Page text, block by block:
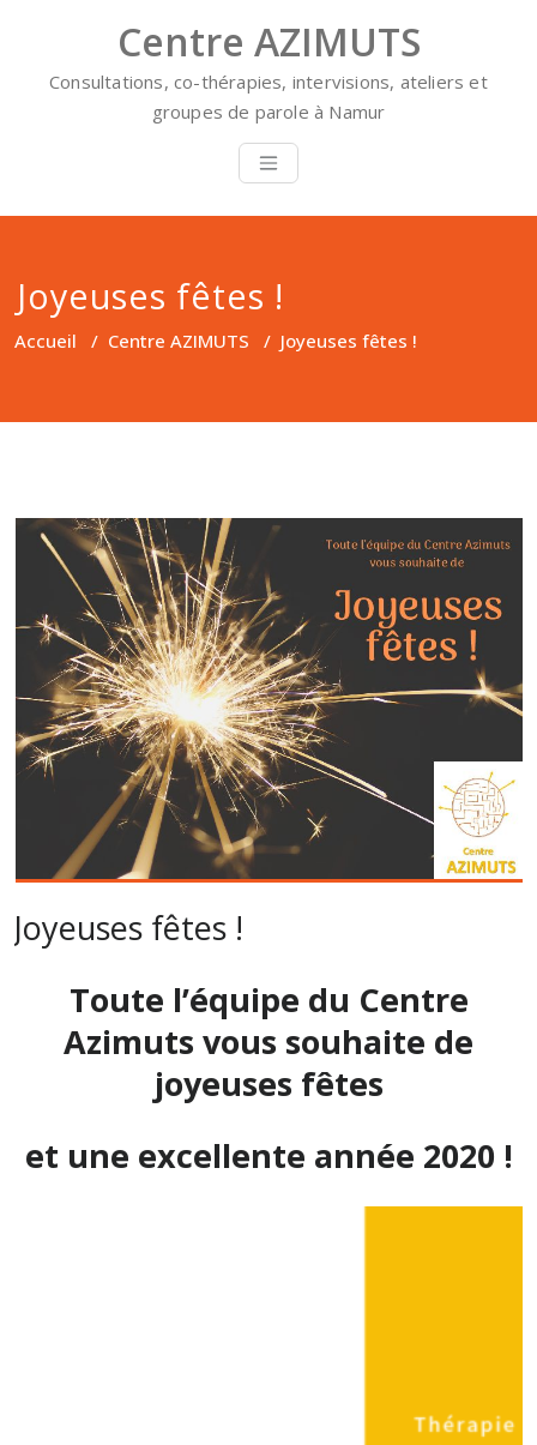
content
Centre AZIMUTS
Consultations, co-thérapies, intervisions, ateliers et
groupes de parole à Namur
Joyeuses fêtes !
Accueil / Centre AZIMUTS / Joyeuses fêtes !
Joyeuses fêtes !
Toute l’équipe du Centre
Azimuts vous souhaite de
joyeuses fêtes
et une excellente année 2020 !